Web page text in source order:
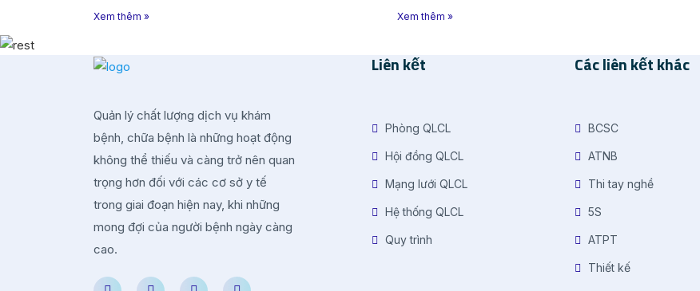
Xem thêm » Xem thêm »
Quản lý chất lượng dịch vụ khám
bệnh, chữa bệnh là những hoạt động
không thể thiếu và càng trở nên quan
trọng hơn đối với các cơ sở y tế
trong giai đoạn hiện nay, khi những
mong đợi của người bệnh ngày càng
cao.
Liên kết
Phòng QLCL
Hội đồng QLCL
Mạng lưới QLCL
Hệ thống QLCL
Quy trình
Các liên kết khác
BCSC
ATNB
Thi tay nghề
5S
ATPT
Thiết kế